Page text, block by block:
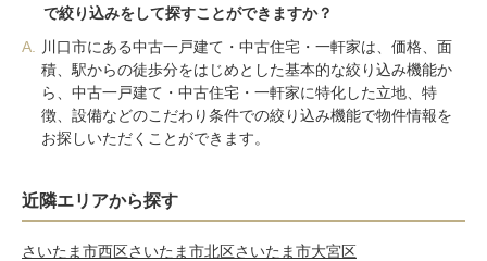
で絞り込みをして探すことができますか？
A.
川口市にある中古一戸建て・中古住宅・一軒家は、価格、面
積、駅からの徒歩分をはじめとした基本的な絞り込み機能か
ら、中古一戸建て・中古住宅・一軒家に特化した立地、特
徴、設備などのこだわり条件での絞り込み機能で物件情報を
お探しいただくことができます。
近隣エリアから探す
さいたま市西区さいたま市北区さいたま市大宮区